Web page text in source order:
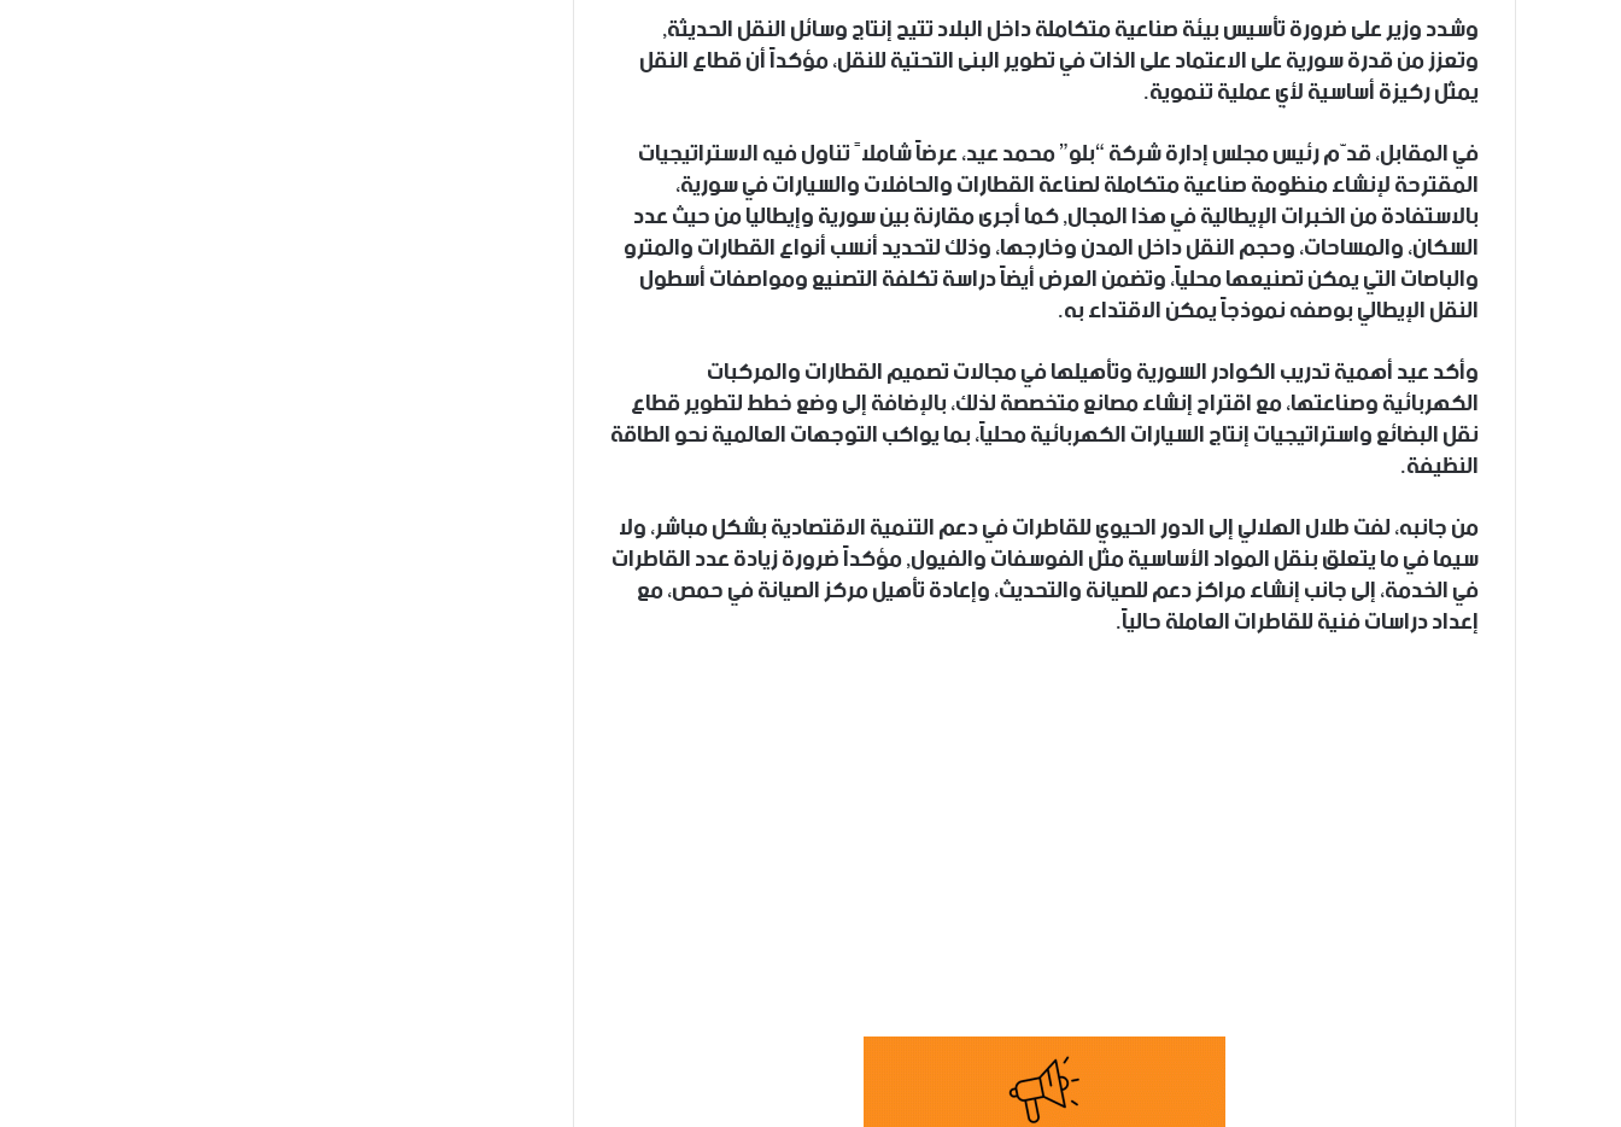
وشدد وزير على ضرورة تأسيس بيئة صناعية متكاملة داخل البلاد تتيح إنتاج وسائل النقل الحديثة,
وتعزز من قدرة سورية على الاعتماد على الذات في تطوير البنى التحتية للنقل، مؤكداً أن قطاع النقل
يمثل ركيزة أساسية لأي عملية تنموية.
في المقابل، قدّم رئيس مجلس إدارة شركة “بلو” محمد عيد، عرضاً شاملاً تناول فيه الاستراتيجيات
المقترحة لإنشاء منظومة صناعية متكاملة لصناعة القطارات والحافلات والسيارات في سورية،
بالاستفادة من الخبرات الإيطالية في هذا المجال, كما أجرى مقارنة بين سورية وإيطاليا من حيث عدد
السكان، والمساحات، وحجم النقل داخل المدن وخارجها، وذلك لتحديد أنسب أنواع القطارات والمترو
والباصات التي يمكن تصنيعها محلياً، وتضمن العرض أيضاً دراسة تكلفة التصنيع ومواصفات أسطول
النقل الإيطالي بوصفه نموذجاً يمكن الاقتداء به.
وأكد عيد أهمية تدريب الكوادر السورية وتأهيلها في مجالات تصميم القطارات والمركبات
الكهربائية وصناعتها، مع اقتراح إنشاء مصانع متخصصة لذلك، بالإضافة إلى وضع خطط لتطوير قطاع
نقل البضائع واستراتيجيات إنتاج السيارات الكهربائية محلياً، بما يواكب التوجهات العالمية نحو الطاقة
النظيفة.
من جانبه، لفت طلال الهلالي إلى الدور الحيوي للقاطرات في دعم التنمية الاقتصادية بشكل مباشر، ولا
سيما في ما يتعلق بنقل المواد الأساسية مثل الفوسفات والفيول, مؤكداً ضرورة زيادة عدد القاطرات
في الخدمة، إلى جانب إنشاء مراكز دعم للصيانة والتحديث، وإعادة تأهيل مركز الصيانة في حمص، مع
إعداد دراسات فنية للقاطرات العاملة حالياً.